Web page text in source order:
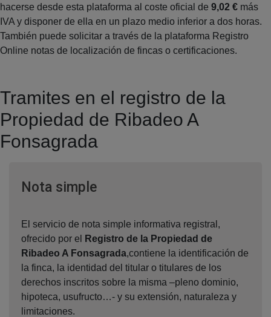
hacerse desde esta plataforma al coste oficial de 9,02 € más
IVA y disponer de ella en un plazo medio inferior a dos horas.
También puede solicitar a través de la plataforma Registro
Online notas de localización de fincas o certificaciones.
Tramites en el registro de la
Propiedad de Ribadeo A
Fonsagrada
Nota simpleVentana nueva
El servicio de nota simple informativa registral,
ofrecido por el
Registro de la Propiedad de
Ribadeo A Fonsagrada,contiene la identificación de
la finca, la identidad del titular o titulares de los
derechos inscritos sobre la misma –pleno dominio,
hipoteca, usufructo…- y su extensión, naturaleza y
limitaciones.